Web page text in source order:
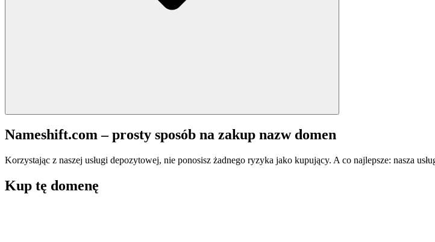
Nameshift.com – prosty sposób na zakup nazw domen
Korzystając z naszej usługi depozytowej, nie ponosisz żadnego ryzyka jako kupujący. A co najlepsze: nasza
Kup tę domenę